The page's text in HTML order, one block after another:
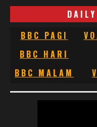
BBC PAGI
BBC HARI
BBC MALAM